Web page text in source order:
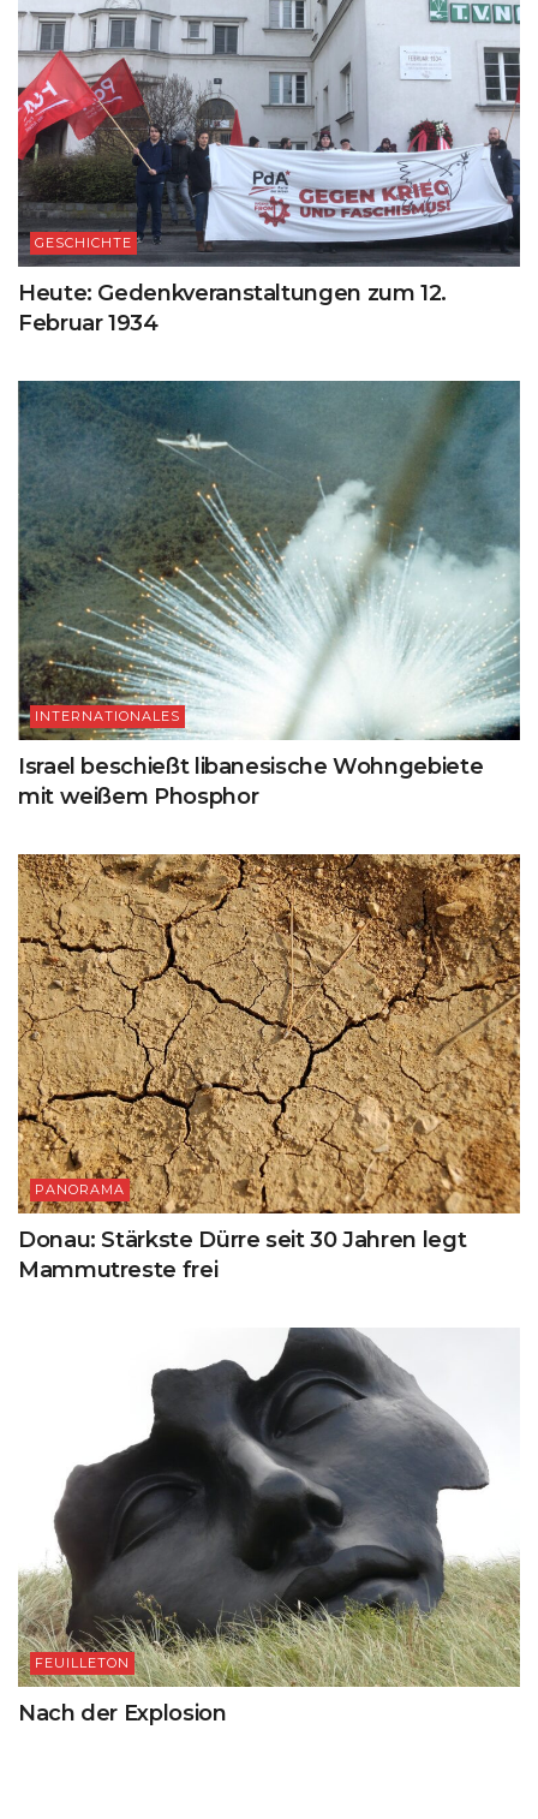
GESCHICHTE
Heute: Gedenkveranstaltungen zum 12.
Februar 1934
INTERNATIONALES
Israel beschießt libanesische Wohngebiete
mit weißem Phosphor
PANORAMA
Donau: Stärkste Dürre seit 30 Jahren legt
Mammutreste frei
FEUILLETON
Nach der Explosion